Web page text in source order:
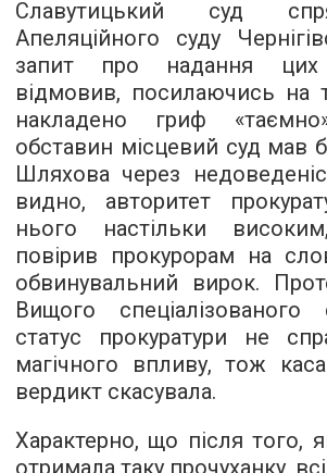
Славутицький суд
Апеляційного суду
запит про надання
відмовив, посилаючись на
накладено гриф
обставин місцевий суд мав
Шляхова через
видно, авторитет
нього настільки
повірив прокурорам на
обвинувальний вирок.
Вищого спеціалізованого
статус прокуратури не
магічного впливу, тож
вердикт скасувала.
Характерно, що після того,
отримала таку прочуханку,